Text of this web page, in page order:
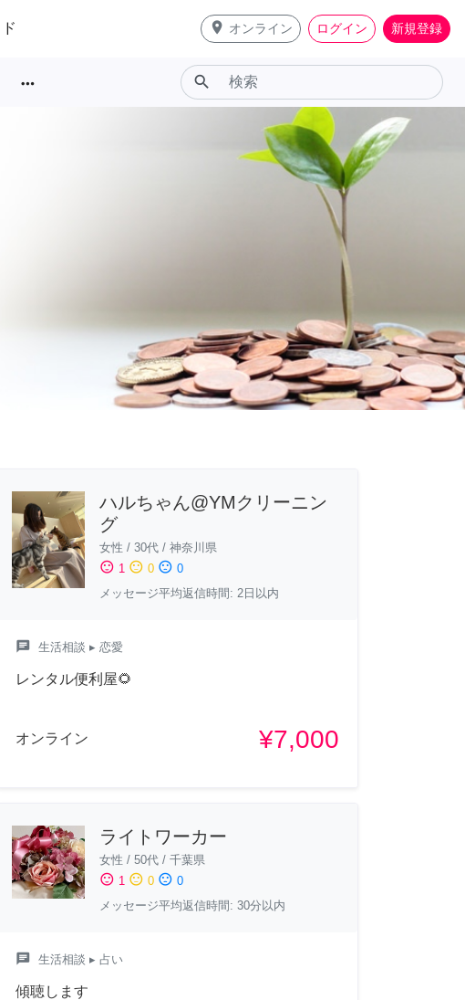
place オンライン ログイン 新規登録
more_horiz search
ハルちゃん@YMクリーニン
グ
女性 / 30代/ 神奈川県
sentiment_satisfied 1 sentiment_neutral 0 sentiment_dissatisfied 0
メッセージ平均返信時間: 2日以内
chat 生活相談 ▸ 恋愛
レンタル便利屋🌻
オンライン ¥7,000
ライトワーカー
女性 / 50代/ 千葉県
sentiment_satisfied 1 sentiment_neutral 0 sentiment_dissatisfied 0
メッセージ平均返信時間: 30分以内
chat 生活相談 ▸ 占い
傾聴します